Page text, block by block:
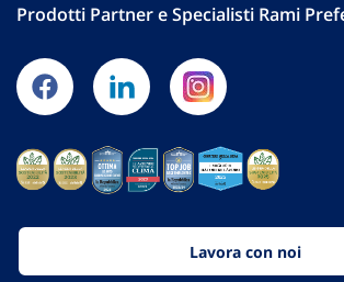
Prodotti Partner e Specialisti Rami
Lavora con noi